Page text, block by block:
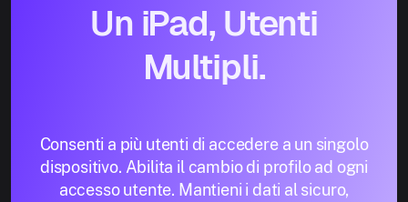
Un iPad, Utenti
Multipli.
Consenti a più utenti di accedere a un singolo
dispositivo. Abilita il cambio di profilo ad ogni
accesso utente. Mantieni i dati al sicuro,